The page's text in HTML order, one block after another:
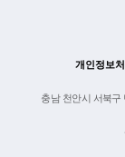
개인정보
충남 천안시 서북구